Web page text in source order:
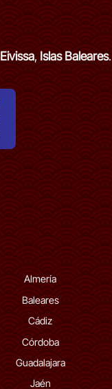
Eivissa, Islas Baleares.
Almería
Baleares
Cádiz
Córdoba
Guadalajara
Jaén